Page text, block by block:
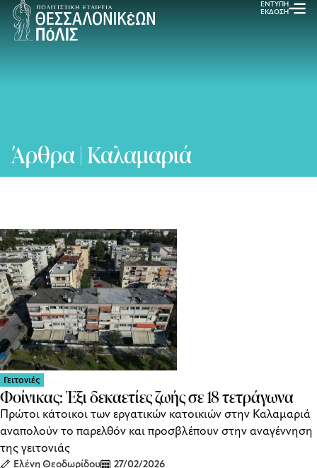
ΕΝΤΥΠΗ
ΕΚΔΟΣΗ
Άρθρα | Καλαμαριά
Γειτονιές
Φοίνικας: Έξι δεκαετίες ζωής σε 18 τετράγωνα
Πρώτοι κάτοικοι των εργατικών κατοικιών στην Καλαμαριά
αναπολούν το παρελθόν και προσβλέπουν στην αναγέννηση
της γειτονιάς
Ελένη Θεοδωρίδου 27/02/2026